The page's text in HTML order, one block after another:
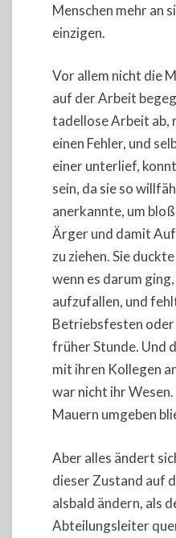
Menschen mehr an
einzigen.
Vor allem nicht die
auf der Arbeit
tadellose Arbeit ab,
einen Fehler, und
einer unterlief,
sein, da sie so
anerkannte, um
Ärger und damit
zu ziehen. Sie
wenn es darum
aufzufallen, und
Betriebsfesten oder
früher Stunde. Und
mit ihren Kollegen
war nicht ihr Wesen.
Mauern umgeben
Aber alles ändert
dieser Zustand auf
alsbald ändern, als
Abteilungsleiter